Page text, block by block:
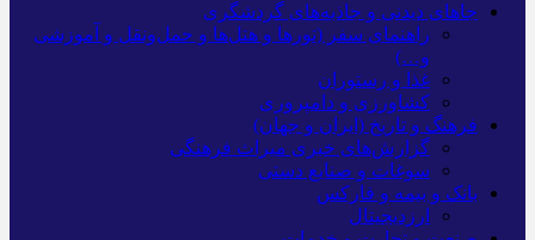
جاهای دیدنی و جاذبه‌های گردشگری
راهنمای سفر (تورها و هتل‌ها و حمل‌و‌نقل و آموزشی
و…)
غذا و رستوران
کشاورزی و دامپروری
فرهنگ و تاریخ (ایران و جهان)
گزارش‌های خبری میراث فرهنگی
سوغات و صنایع دستی
بانک و بیمه و فارکس
ارزدیجیتال